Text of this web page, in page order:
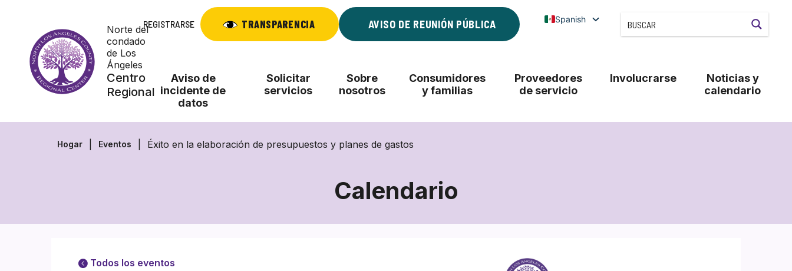
contenido
Norte del
condado
de Los
Ángeles
Centro
Regional
REGISTRARSE TRANSPARENCIA AVISO DE REUNIÓN PÚBLICA Spanish
Aviso de
incidente de
datos
Solicitar
servicios
Sobre
nosotros
Consumidores
y familias
Proveedores
de servicio
Involucrarse
Noticias y
calendario
Hogar Eventos Éxito en la elaboración de presupuestos y planes de gastos
Calendario
Todos los eventos